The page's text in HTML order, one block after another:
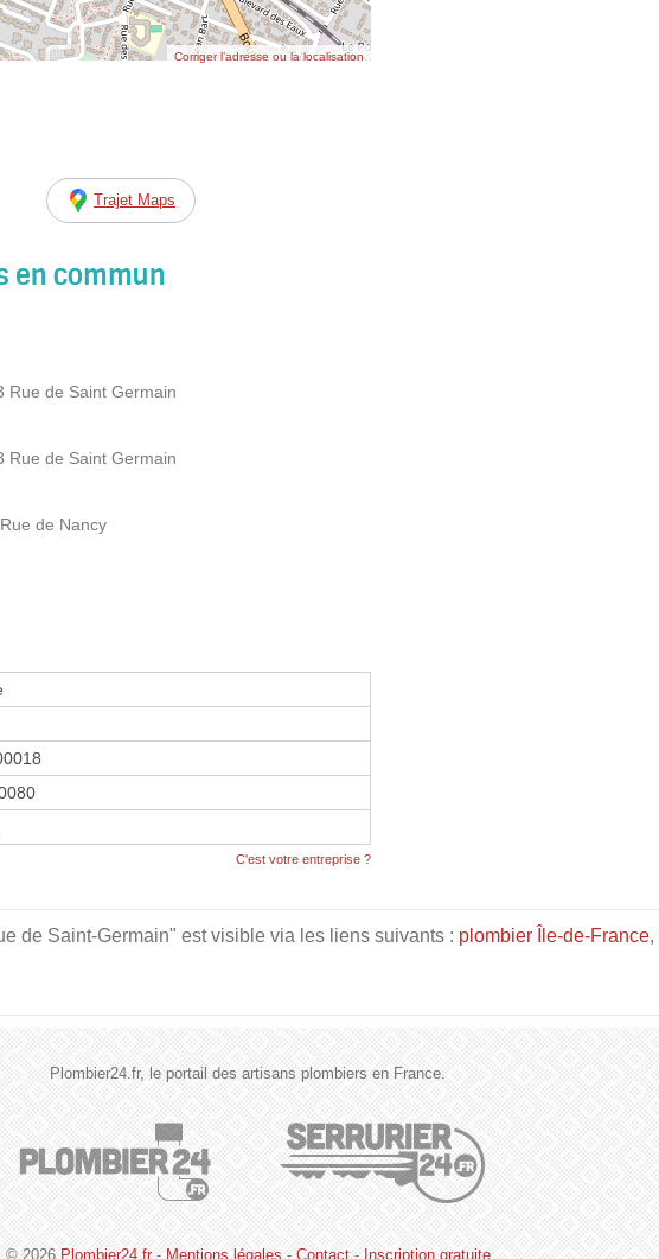
Corriger l’adresse ou la localisation
Trajet Maps
en commun
Rue de Saint Germain
Rue de Saint Germain
de Nancy
C'est votre entreprise ?
de Saint-Germain" est visible via les liens suivants : plombier Île-de-France,
Plombier24.fr, le portail des artisans plombiers en France.
© 2026 Plombier24.fr - Mentions légales - Contact- Inscription gratuite